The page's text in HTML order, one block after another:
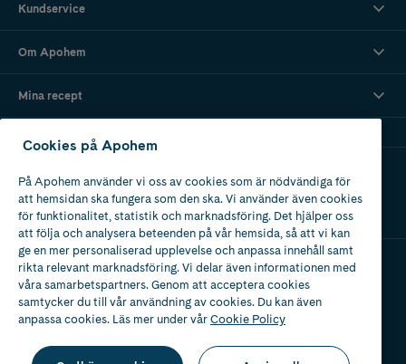
Kundservice
Om Apohem
Mina recept
Apotek med tillstånd
av Läkemedelsverket
Cookies på Apohem
På Apohem använder vi oss av cookies som är nödvändiga för
att hemsidan ska fungera som den ska. Vi använder även cookies
för funktionalitet, statistik och marknadsföring. Det hjälper oss
att följa och analysera beteenden på vår hemsida, så att vi kan
ge en mer personaliserad upplevelse och anpassa innehåll samt
rikta relevant marknadsföring. Vi delar även informationen med
våra samarbetspartners. Genom att acceptera cookies
samtycker du till vår användning av cookies. Du kan även
anpassa cookies. Läs mer under vårCookie Policy